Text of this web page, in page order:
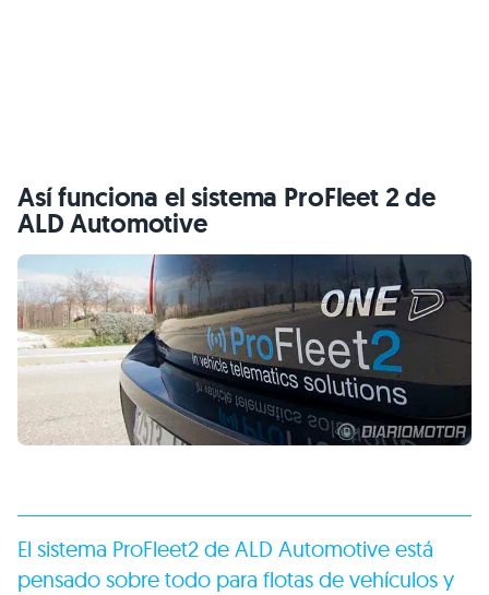
Así funciona el sistema ProFleet 2 de
ALDAutomotive
El sistema ProFleet2 de ALD Automotive está
pensado sobre todo para flotas de vehículos y